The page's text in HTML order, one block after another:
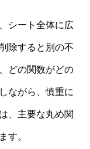
シート全体に広
除すると別の不
どの関数がどの
ながら、慎重に
、主要な丸め関
す。